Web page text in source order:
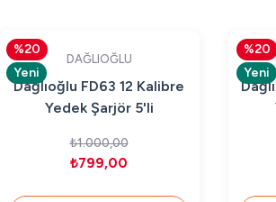
%20
Yeni
DAĞLIOĞLU
Dağlıoğlu FD63 12 Kalibre
Yedek Şarjör 5'li
₺1.000,00
₺799,00
%20
Yeni